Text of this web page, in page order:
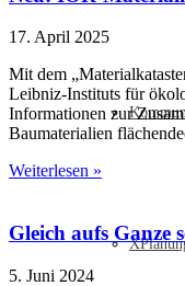
17. April 2025
Mit dem
Leibniz-Instituts für
Informationen zur
Baumaterialien
Weiterlesen »
Gleich aufs Ganze
5. Juni 2024